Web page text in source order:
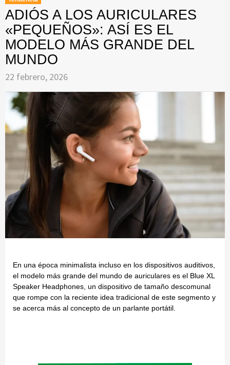
ADIÓS A LOS AURICULARES
«PEQUEÑOS»: ASÍ ES EL
MODELO MÁS GRANDE DEL
MUNDO
22 febrero, 2026
En una época minimalista incluso en los dispositivos auditivos,
el modelo más grande del mundo de auriculares es el Blue XL
Speaker Headphones, un dispositivo de tamaño descomunal
que rompe con la reciente idea tradicional de este segmento y
se acerca más al concepto de un parlante portátil.